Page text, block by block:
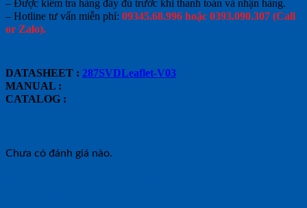
– Được kiểm tra hàng đầy đủ trước khi thanh toán và nhận hàng.
– Hotline tư vấn miễn phí: 09345.68.996 hoặc 0393.090.307 (Call
or Zalo).
DATASHEET : 287SVDLeaflet-V03
MANUAL :
CATALOG :
Chưa có đánh giá nào.